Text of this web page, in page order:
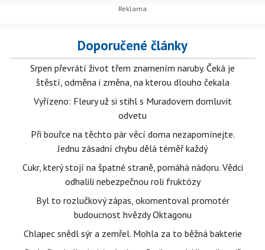
Doporučené články
Srpen převrátí život třem znamením naruby. Čeká je
štěstí, odměna i změna, na kterou dlouho čekala
Vyřízeno: Fleury už si stihl s Muradovem domluvit
odvetu
Při bouřce na těchto pár věcí doma nezapomínejte.
Jednu zásadní chybu dělá téměř každý
Cukr, který stojí na špatné straně, pomáhá nádoru. Vědci
odhalili nebezpečnou roli fruktózy
Byl to rozlučkový zápas, okomentoval promotér
budoucnost hvězdy Oktagonu
Chlapec snědl sýr a zemřel. Mohla za to běžná bakterie